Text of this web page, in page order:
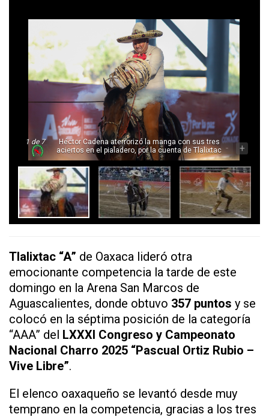
1 de 7
Héctor Cadena aterrorizó la manga con sus tres
aciertos en el pialadero, por la cuenta de Tlalixtac - +
Tlalixtac “A” de Oaxaca lideró otra
emocionante competencia la tarde de este
domingo en la Arena San Marcos de
Aguascalientes, donde obtuvo 357 puntos y se
colocó en la séptima posición de la categoría
“AAA” del LXXXI Congreso y Campeonato
Nacional Charro 2025 “Pascual Ortiz Rubio –
Vive Libre”.
El elenco oaxaqueño se levantó desde muy
temprano en la competencia, gracias a los tres